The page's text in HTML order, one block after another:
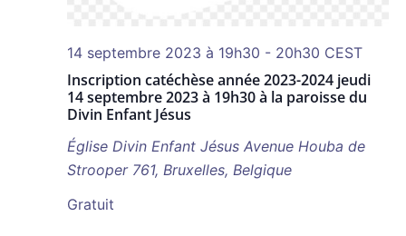
Inscription catéchèse année 2023-2024 jeudi
14 septembre 2023 à 19h30 à la paroisse du
Divin Enfant Jésus
14 septembre 2023 à 19h30 - 20h30 CEST
Église Divin Enfant Jésus Avenue Houba de
Strooper 761, Bruxelles, Belgique
Gratuit